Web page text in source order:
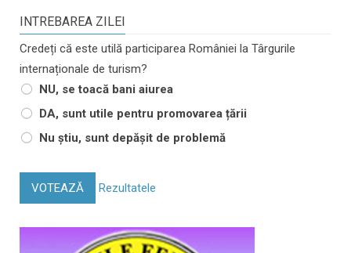
INTREBAREA ZILEI
Credeți că este utilă participarea României la Târgurile
internaționale de turism?
NU, se toacă bani aiurea
DA, sunt utile pentru promovarea țării
Nu știu, sunt depășit de problemă
VOTEAZĂ Rezultatele